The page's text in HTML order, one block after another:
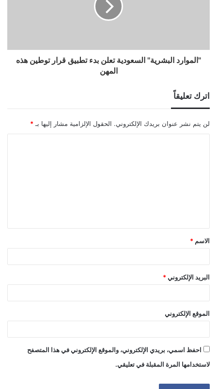
"الموارد البشرية" السعودية تعلن بدء تطبيق قرار توطين هذه
المهن
اترك تعليقاً
لن يتم نشر عنوان بريدك الإلكتروني. الحقول الإلزامية مشار إليها بـ *
ق
*
الاسم *
البريد الإلكتروني *
الموقع الإلكتروني
احفظ اسمي، بريدي الإلكتروني، والموقع الإلكتروني في هذا المتصفح
لاستخدامها المرة المقبلة في تعليقي.